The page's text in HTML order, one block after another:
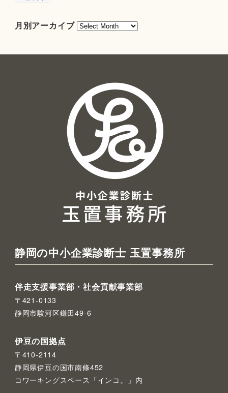
月別アーカイブ 月
ブ
静岡の中小企業診断士 玉置事務所
伴走支援事業部・社会貢献事業部
〒421-0133
静岡市駿河区鎌田49-6
伊豆の国拠点
〒410-2114
静岡県伊豆の国市南條452
コワーキングスペース「インコ。」内